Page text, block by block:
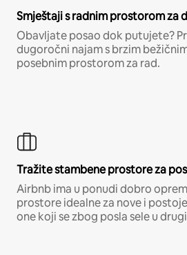
Smještaji s radnim prostorom za
Obavljate posao dok putujete?
dugoročni najam s brzim
posebnim prostorom za rad.
Tražite stambene prostore za
Airbnb ima u ponudi dobro
prostore idealne za nove i
one koji se zbog posla sele u